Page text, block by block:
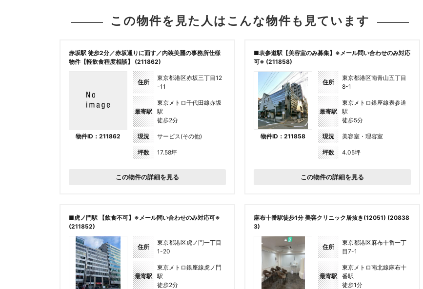
この物件を見た人はこんな物件も見ています
赤坂駅 徒歩2分／赤坂通りに面す／内装美麗の事務所仕様
物件【軽飲食程度相談】 (211862)
物件ID：211862
住所
東京都港区赤坂三丁目12
-11
最寄駅
東京メトロ千代田線赤坂
駅
徒歩2分
現況 サービス(その他)
坪数 17.58坪
この物件の詳細を見る
■表参道駅【美容室のみ募集】※メール問い合わせのみ対応
可※ (211858)
物件ID：211858
住所
東京都港区南青山五丁目
8-1
最寄駅
東京メトロ銀座線表参道
駅
徒歩5分
現況 美容室・理容室
坪数 4.05坪
この物件の詳細を見る
■虎ノ門駅 【飲食不可】※メール問い合わせのみ対応可※
(211852)
住所
東京都港区虎ノ門一丁目
1-20
最寄駅
東京メトロ銀座線虎ノ門
駅
徒歩2分
麻布十番駅徒歩1分 美容クリニック居抜き(12051) (20838
3)
住所
東京都港区麻布十番一丁
目7-1
最寄駅
東京メトロ南北線麻布十
番駅
徒歩1分